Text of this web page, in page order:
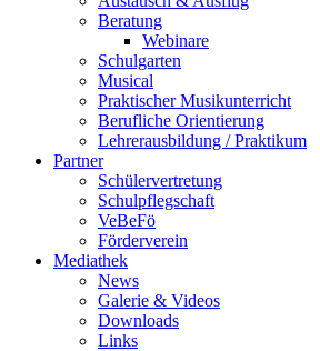
Beratung
Webinare
Schulgarten
Musical
Praktischer Musikunterricht
Berufliche Orientierung
Lehrerausbildung / Praktikum
Partner
Schülervertretung
Schulpflegschaft
VeBeFö
Förderverein
Mediathek
News
Galerie & Videos
Downloads
Links